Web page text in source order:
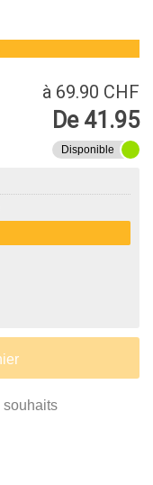
à 69.90 CHF
De 41.95
Disponible
souhaits